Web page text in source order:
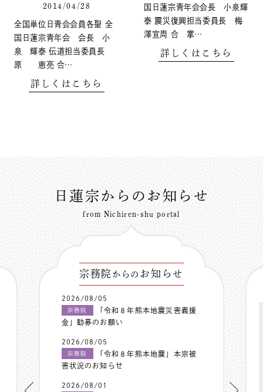
2014/04/28
全国単位日青会会員各聖 全
国日蓮宗青年会 会長 小
泉 輝泰 伝道担当委員長
原 恵亮 合…
詳しくはこちら
国日蓮宗青年会会長 小泉輝
泰 震災復興担当委員長 梅
澤宣周 合 掌…
詳しくはこちら
日蓮宗からのお知らせ
from Nichiren-shu portal
宗務院 からの お知らせ
2026/08/05
宗務院
「令和８年熊本地震災害義援
金」勧募のお願い
2026/08/05
宗務院
「令和８年熊本地震」本宗被
害状況のお知らせ
2026/08/01